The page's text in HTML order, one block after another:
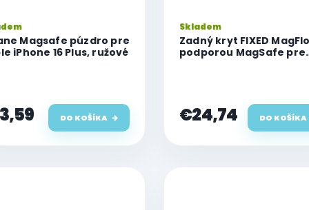
Magsafe púzdro pre
iPhone 16 Plus, ružové
DO KOŠÍKA
Zadný kryt FIXED
podporou MagSafe pre
Skladem
€24,74 DO KOŠÍKA